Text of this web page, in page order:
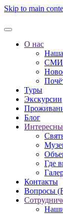
Skip to main
О нас
Наша
СМИ
Туры
Экскурсии
Блог
Где
Контакты
Вопросы